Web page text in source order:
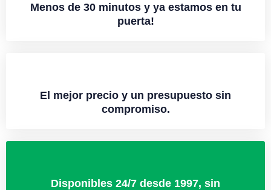
Menos de 30 minutos y ya estamos en tu
puerta!
El mejor precio y un presupuesto sin
compromiso.
Disponibles 24/7 desde 1997, sin